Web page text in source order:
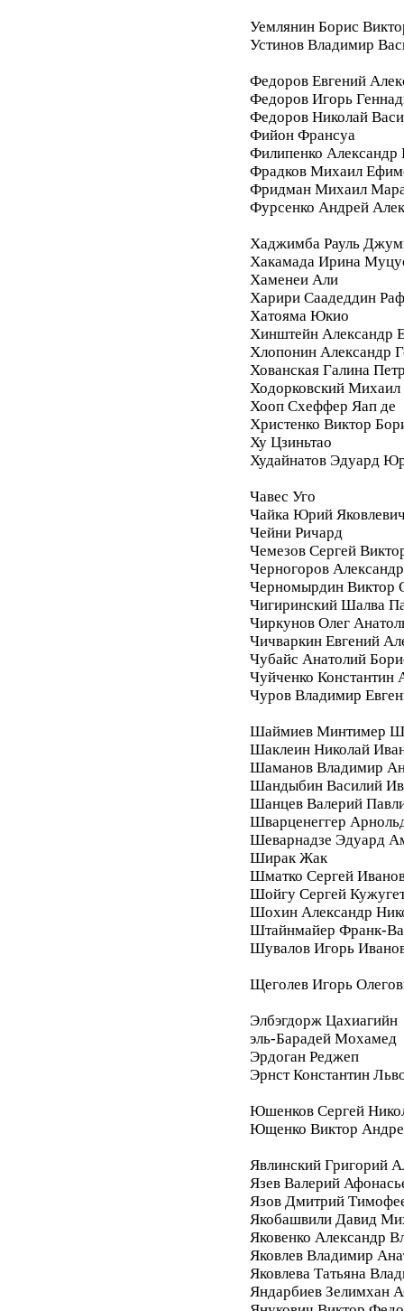
Уемлянин Борис
Устинов Владимир
Федоров Евгений
Федоров Игорь
Федоров Николай
Фийон Франсуа
Филипенко Александр
Фрадков Михаил
Фридман Михаил
Фурсенко Андрей
Хаджимба Рауль
Хакамада Ирина
Хаменеи Али
Харири Саадеддин
Хатояма Юкио
Хинштейн Александр
Хлопонин Александр
Хованская Галина
Ходорковский Михаил
Хооп Схеффер Яап де
Христенко Виктор
Ху Цзиньтао
Худайнатов Эдуард
Чавес Уго
Чайка Юрий
Чейни Ричард
Чемезов Сергей
Черногоров
Черномырдин Виктор
Чигиринский Шалва
Чиркунов Олег
Чичваркин Евгений
Чубайс Анатолий
Чуйченко Константин
Чуров Владимир
Шаймиев Минтимер
Шаклеин Николай
Шаманов Владимир
Шандыбин Василий
Шанцев Валерий
Шварценеггер
Шеварнадзе Эдуард
Ширак Жак
Шматко Сергей
Шойгу Сергей
Шохин Александр
Штайнмайер Франк-
Шувалов Игорь
Щеголев Игорь
Элбэгдорж Цахиагийн
эль-Барадей Мохамед
Эрдоган Реджеп
Эрнст Константин
Юшенков Сергей
Ющенко Виктор
Явлинский Григорий
Язев Валерий
Язов Дмитрий
Якобашвили Давид
Яковенко Александр
Яковлев Владимир
Яковлева Татьяна
Яндарбиев Зелимхан